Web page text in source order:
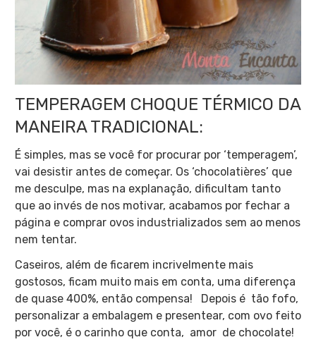
TEMPERAGEM CHOQUE TÉRMICO DA
MANEIRA TRADICIONAL:
É simples, mas se você for procurar por ‘temperagem’,
vai desistir antes de começar. Os ‘chocolatières’ que
me desculpe, mas na explanação, dificultam tanto
que ao invés de nos motivar, acabamos por fechar a
página e comprar ovos industrializados sem ao menos
nem tentar.
Caseiros, além de ficarem incrivelmente mais
gostosos, ficam muito mais em conta, uma diferença
de quase 400%, então compensa! Depois é tão fofo,
personalizar a embalagem e presentear, com ovo feito
por você, é o carinho que conta, amor de chocolate!